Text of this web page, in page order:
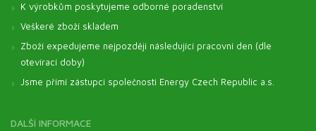
K výrobkům poskytujeme odborné poradenství
Veškeré zboží skladem
Zboží expedujeme nejpozději následující pracovní den (dle
otevírací doby)
Jsme přímí zástupci společnosti Energy Czech Republic a.s.
DALŠÍ INFORMACE